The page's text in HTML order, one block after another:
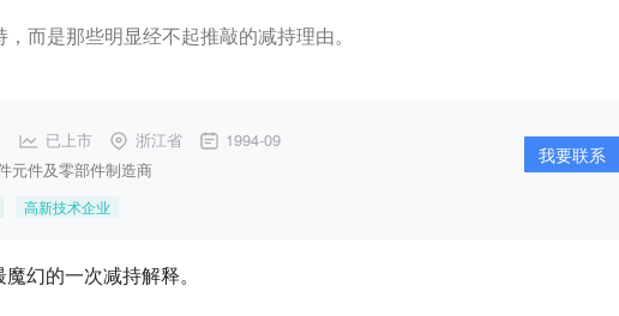
而是那些明显经不起推敲的减持理由。
已上市 浙江省 1994-09
元件及零部件制造商
高新技术企业
我要联系
幻的一次减持解释。